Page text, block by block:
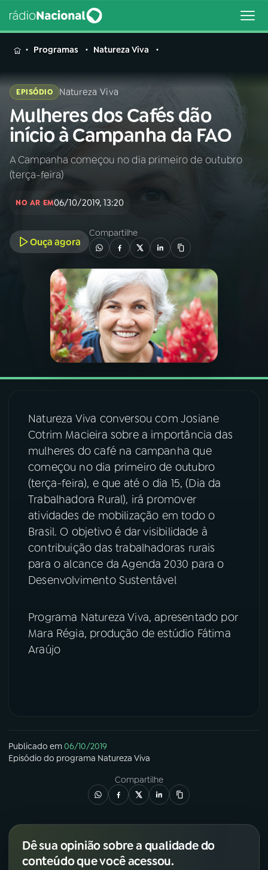
MENU
Buscar
na
Rádio
Nacional
Buscar
PROGRAMAÇÃO
PROGRAMAS
05PODCASTS
06VIDEOCASTS
07ÚLTIMAS
08FESTIVAL DE MÚSICA
ACOMPANHE A RÁDIO NACIONAL
Facebook
TikTok
Programas Natureza Viva
EPISÓDIO Natureza Viva
Mulheres dos Cafés dão
início à Campanha da FAO
A Campanha começou no dia primeiro de outubro
(terça-feira)
NO AR EM06/10/2019, 13:20
Ouça agora
Compartilhe
Natureza Viva conversou com Josiane
Cotrim Macieira sobre a importância das
mulheres do café na campanha que
começou no dia primeiro de outubro
(terça-feira), e que até o dia 15, (Dia da
Trabalhadora Rural), irá promover
atividades de mobilização em todo o
Brasil. O objetivo é dar visibilidade à
contribuição das trabalhadoras rurais
para o alcance da Agenda 2030 para o
Desenvolvimento Sustentável
Programa Natureza Viva, apresentado por
Mara Régia, produção de estúdio Fátima
Araújo
Publicado em06/10/2019
Episódio do programa Natureza Viva
Compartilhe
Dê sua opinião sobre a qualidade do
conteúdo que você acessou.